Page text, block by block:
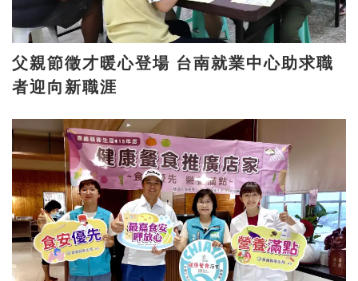
父親節徵才暖心登場 台南就業中心助求職
者迎向新職涯